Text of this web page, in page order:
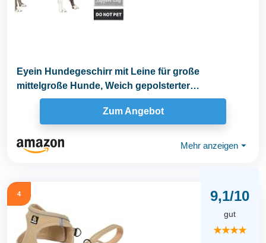
Eyein Hundegeschirr mit Leine für große
mittelgroße Hunde, Weich gepolsterter
Brustgeschirr mit...
Zum Angebot
Mehr anzeigen ⏷
4 9,1/10
gut
★★★★